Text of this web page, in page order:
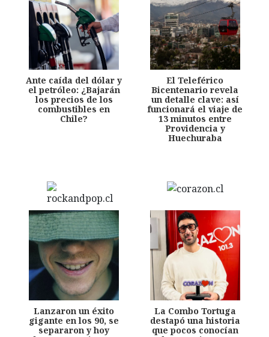
Ante caída del dólar y
el petróleo: ¿Bajarán
los precios de los
combustibles en
Chile?
El Teleférico
Bicentenario revela
un detalle clave: así
funcionará el viaje de
13 minutos entre
Providencia y
Huechuraba
Lanzaron un éxito
gigante en los 90, se
separaron y hoy
La Combo Tortuga
destapó una historia
que pocos conocían